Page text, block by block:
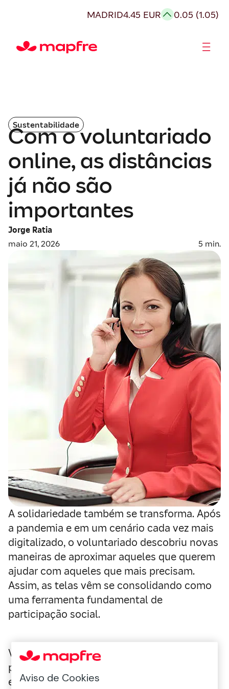
MADRID4.45 EUR 0.05 (1.05)
Sustentabilidade
Com o voluntariado
online, as distâncias
já não são
importantes
Jorge Ratia
maio 21, 2026
5 min.
A solidariedade também se transforma. Após
a pandemia e em um cenário cada vez mais
digitalizado, o voluntariado descobriu novas
maneiras de aproximar aqueles que querem
ajudar com aqueles que mais precisam.
Assim, as telas vêm se consolidando como
uma ferramenta fundamental de
participação social.
Você consegue se imaginar ajudando outras
pessoas, independentemente de onde
estiver? Essa possibilidade, que até poucos
Aviso de Cookies